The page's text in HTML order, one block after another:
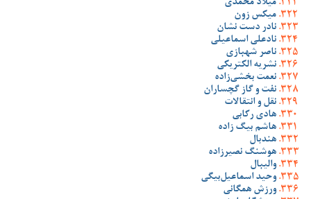
میلاد محمدی
میکس زون
نادر دست نشان
نادعلی اسماعیلی
ناصر شهبازی
نشریه الکتریکی
نعمت بخشی‌زاده
نفت و گاز گچساران
نقل و انتقالات
هادی رکابی
هاشم بیگ زاده
هندبال
هوشنگ نصیرزاده
والیبال
وحید اسماعیل‌بیگی
ورزش همگانی